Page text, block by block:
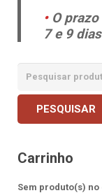
• O
7 e 9
PESQUISAR
Carrinho
Sem produto(s)